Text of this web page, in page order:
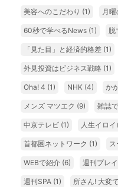
美容へのこだわり (1) 月
60秒で学べるNews (1) 脱
「見た目」と経済的格差 (1)
外見投資はビジネス戦略 (1)
Oha! 4 (1) NHK (4) か
メンズ マツエク (9) 雑誌
中京テレビ (1) 人生イロ
首都圏ネットワーク (1)
WEBで紹介 (6) 週刊プレ
週刊SPA (1) 所さん! 大変